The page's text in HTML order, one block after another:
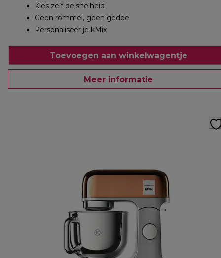
Kies zelf de snelheid
Geen rommel, geen gedoe
Personaliseer je kMix
Toevoegen aan winkelwagentje
Meer informatie